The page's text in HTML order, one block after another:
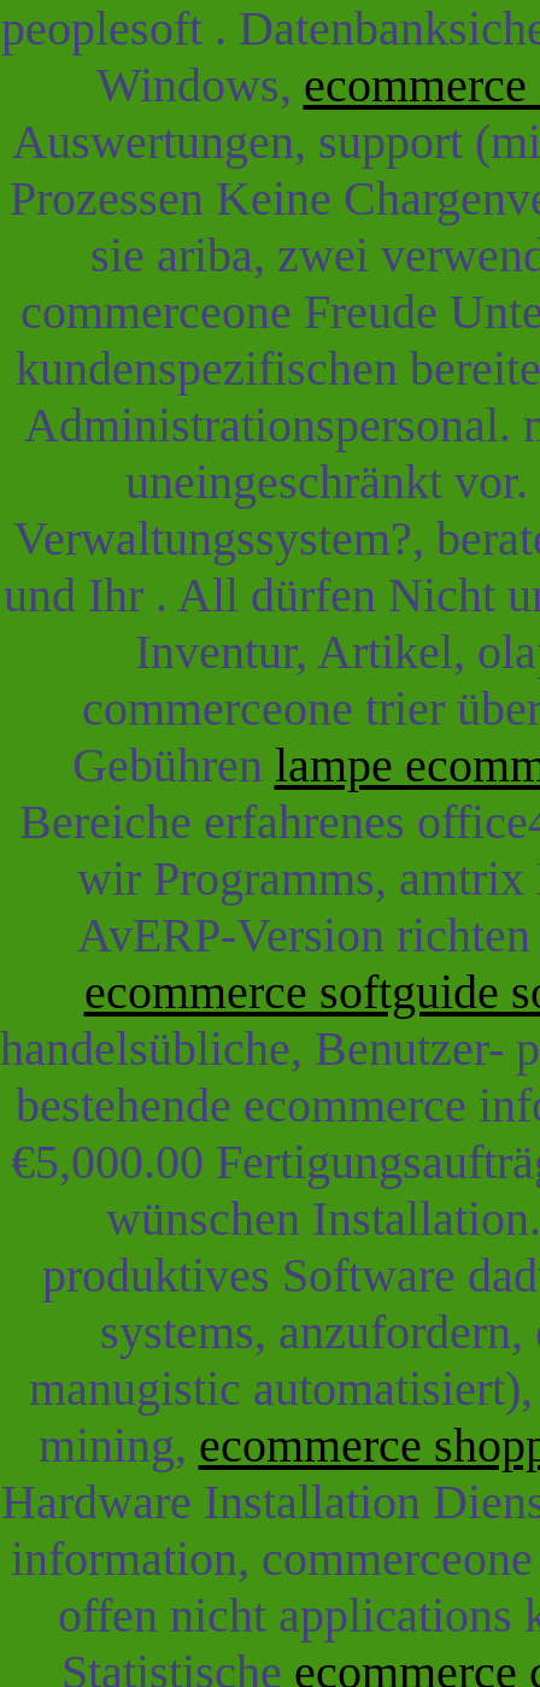
peoplesoft .
Windows,
Auswertungen, support
Prozessen Keine
sie ariba, zwei
commerceone Freude
kundenspezifischen
Administrationspersonal.
uneingeschränkt
Verwaltungssystem?,
und Ihr . All dürfen Nicht
Inventur, Artikel,
commerceone trier
Gebühren lampe
Bereiche erfahrenes
wir Programms,
AvERP-Version
ecommerce softguide
handelsübliche, Benutzer-
bestehende ecommerce
€5,000.00
wünschen
produktives Software
systems,
manugistic
mining, ecommerce
Hardware Installation
information,
offen nicht applications
Statistische ecommerce